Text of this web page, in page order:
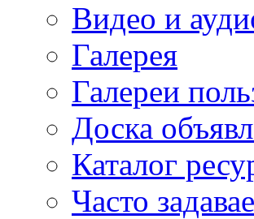
Видео и
Галерея
Галереи
Доска
Каталог
Часто